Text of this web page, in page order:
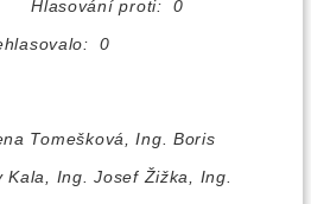
Hlasování proti: 0
0
Tomešková, Ing. Boris
Ing. Josef Žižka, Ing.